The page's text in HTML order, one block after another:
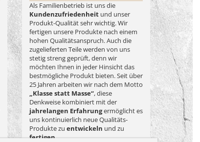
Als Familienbetrieb ist uns die
Kundenzufriedenheitund unser
Produkt-Qualität sehr wichtig. Wir
fertigen unsere Produkte nach einem
hohen Qualitätsanspruch. Auch die
zugelieferten Teile werden von uns
stetig streng geprüft, denn wir
möchten Ihnen in jeder Hinsicht das
bestmögliche Produkt bieten. Seit über
25 Jahren arbeiten wir nach dem Motto
„Klasse statt Masse“, diese
Denkweise kombiniert mit der
jahrelangen Erfahrungermöglicht es
uns kontinuierlich neue Qualitäts-
Produkte zu entwickeln und zu
fertigen.